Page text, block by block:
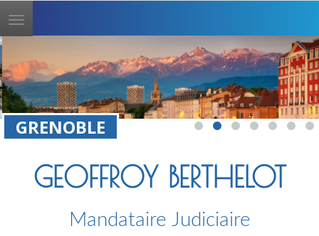
Toggle
navigation
GRENOBLE
GEOFFROY BERTHELOT
Mandataire Judiciaire